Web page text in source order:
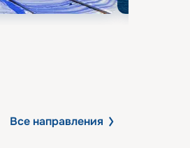
Все направления